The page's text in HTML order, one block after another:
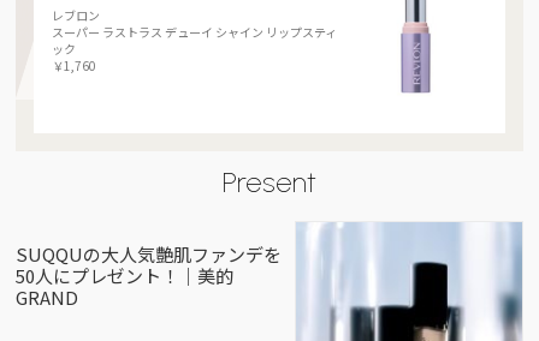
レブロン
スーパー ラストラス デューイ シャイン リップスティ
ック
￥1,760
Present
SUQQUの大人気艶肌ファンデを
50人にプレゼント！｜美的
GRAND